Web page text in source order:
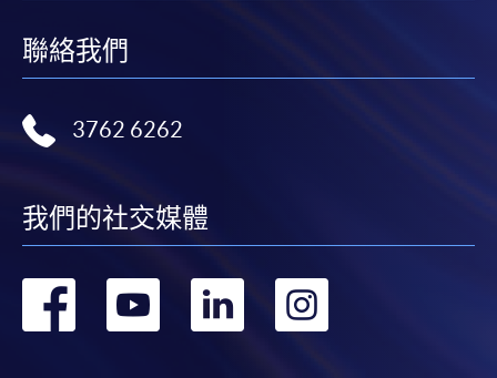
聯絡我們
3762 6262
我們的社交媒體
轉
轉
轉